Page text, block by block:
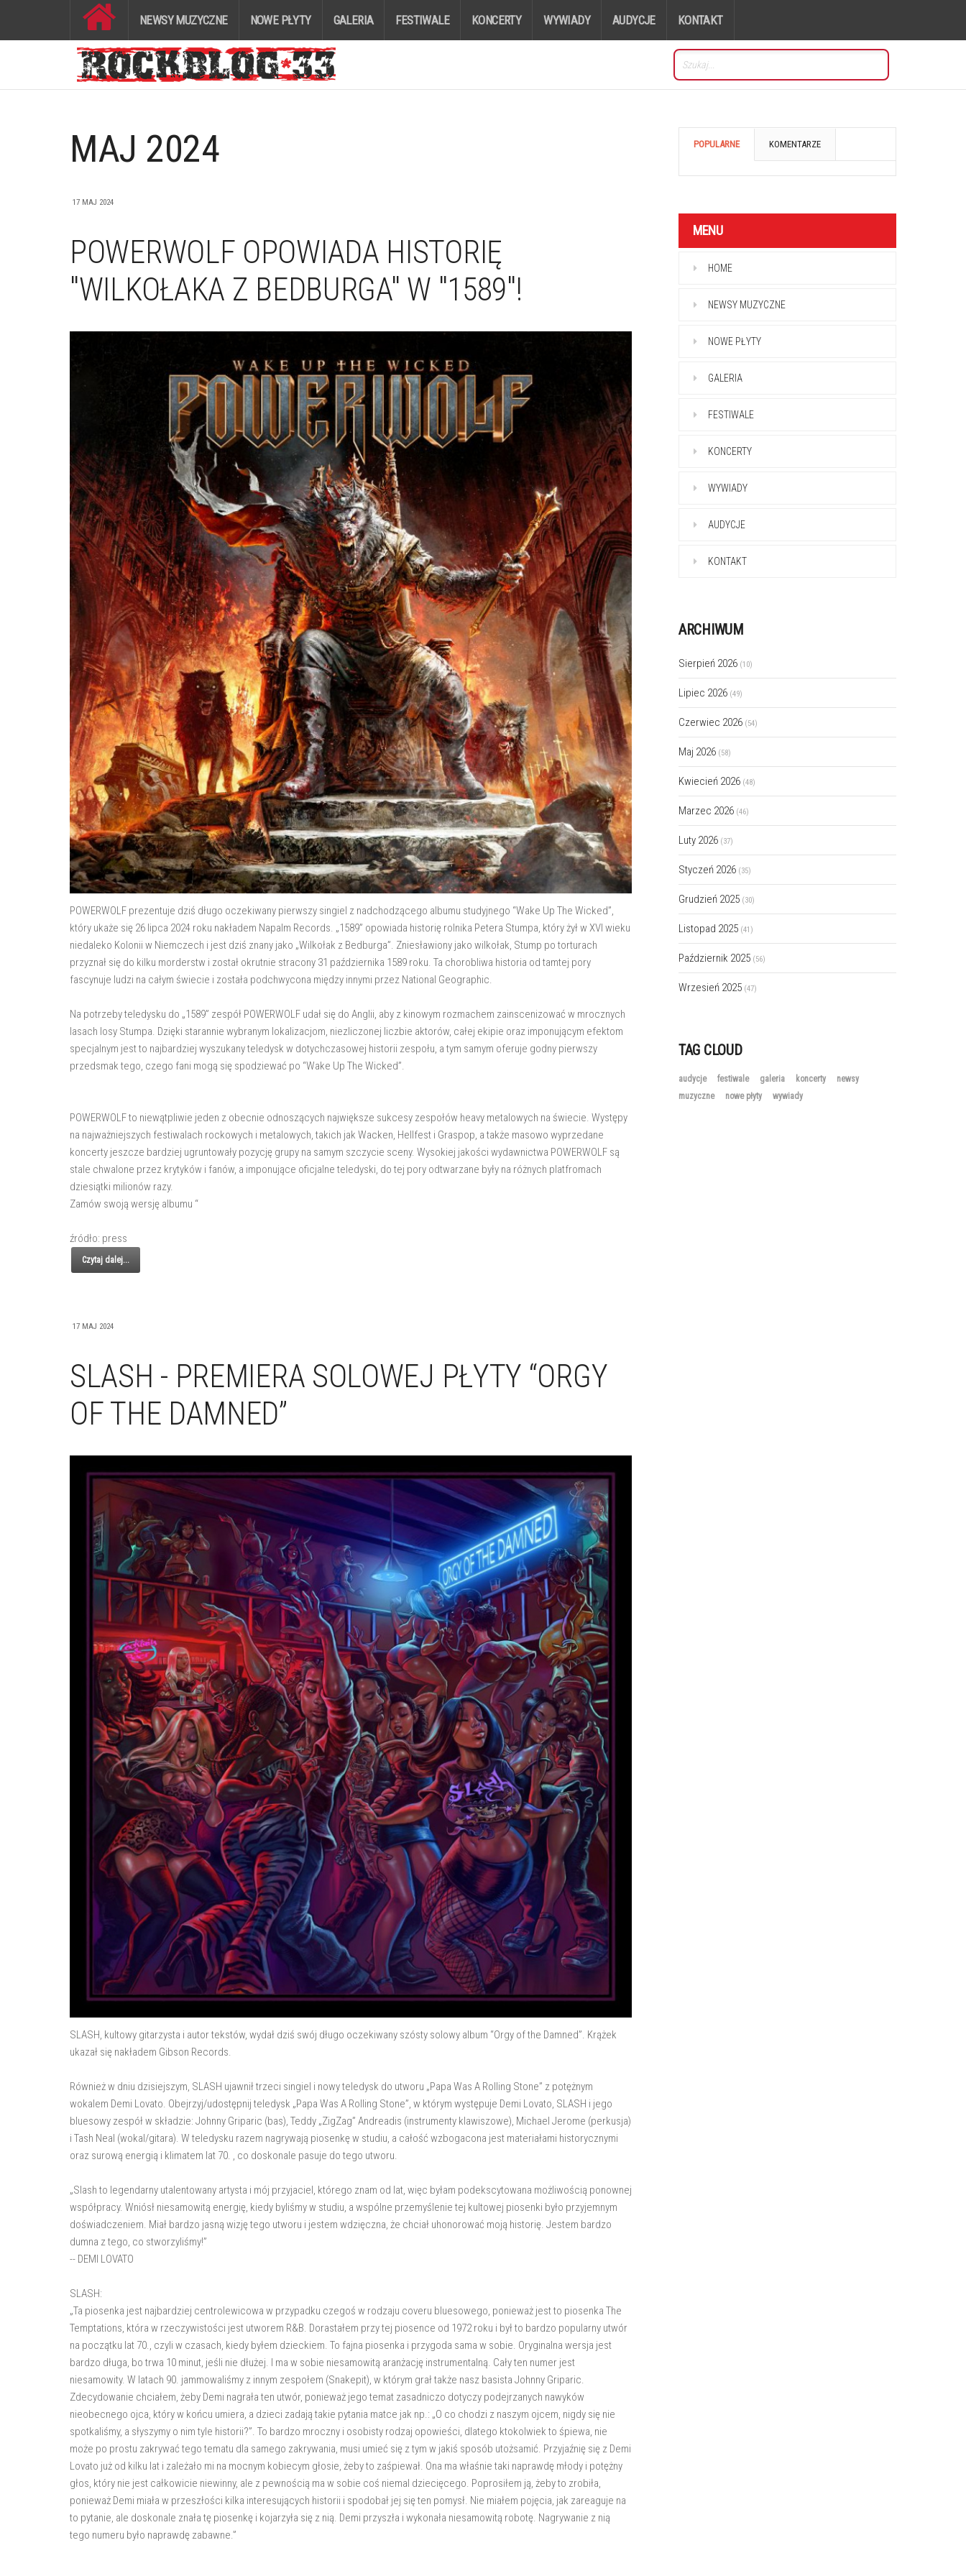
NEWSY MUZYCZNE NOWE PŁYTY GALERIA FESTIWALE KONCERTY WYWIADY AUDYCJE KONTAKT
MAJ 2024
17 MAJ 2024
POWERWOLF OPOWIADA HISTORIĘ
"WILKOŁAKA Z BEDBURGA" W "1589"!
POWERWOLF prezentuje dziś długo oczekiwany pierwszy singiel z nadchodzącego albumu studyjnego “Wake Up The Wicked”,
który ukaże się 26 lipca 2024 roku nakładem Napalm Records. „1589” opowiada historię rolnika Petera Stumpa, który żył w XVI wieku
niedaleko Kolonii w Niemczech i jest dziś znany jako „Wilkołak z Bedburga”. Zniesławiony jako wilkołak, Stump po torturach
przyznał się do kilku morderstw i został okrutnie stracony 31 października 1589 roku. Ta chorobliwa historia od tamtej pory
fascynuje ludzi na całym świecie i została podchwycona między innymi przez National Geographic.
Na potrzeby teledysku do „1589” zespół POWERWOLF udał się do Anglii, aby z kinowym rozmachem zainscenizować w mrocznych
lasach losy Stumpa. Dzięki starannie wybranym lokalizacjom, niezliczonej liczbie aktorów, całej ekipie oraz imponującym efektom
specjalnym jest to najbardziej wyszukany teledysk w dotychczasowej historii zespołu, a tym samym oferuje godny pierwszy
przedsmak tego, czego fani mogą się spodziewać po “Wake Up The Wicked”.
POWERWOLF to niewątpliwie jeden z obecnie odnoszących największe sukcesy zespołów heavy metalowych na świecie. Występy
na najważniejszych festiwalach rockowych i metalowych, takich jak Wacken, Hellfest i Graspop, a także masowo wyprzedane
koncerty jeszcze bardziej ugruntowały pozycję grupy na samym szczycie sceny. Wysokiej jakości wydawnictwa POWERWOLF są
stale chwalone przez krytyków i fanów, a imponujące oficjalne teledyski, do tej pory odtwarzane były na różnych platfromach
dziesiątki milionów razy.
Zamów swoją wersję albumu “
źródło: press
Czytaj dalej...
17 MAJ 2024
SLASH - PREMIERA SOLOWEJ PŁYTY “ORGY
OF THE DAMNED”
SLASH, kultowy gitarzysta i autor tekstów, wydał dziś swój długo oczekiwany szósty solowy album “Orgy of the Damned”. Krążek
ukazał się nakładem Gibson Records.
Również w dniu dzisiejszym, SLASH ujawnił trzeci singiel i nowy teledysk do utworu „Papa Was A Rolling Stone” z potężnym
wokalem Demi Lovato. Obejrzyj/udostępnij teledysk „Papa Was A Rolling Stone”, w którym występuje Demi Lovato, SLASH i jego
bluesowy zespół w składzie: Johnny Griparic (bas), Teddy „ZigZag” Andreadis (instrumenty klawiszowe), Michael Jerome (perkusja)
i Tash Neal (wokal/gitara). W teledysku razem nagrywają piosenkę w studiu, a całość wzbogacona jest materiałami historycznymi
oraz surową energią i klimatem lat 70. , co doskonale pasuje do tego utworu.
„Slash to legendarny utalentowany artysta i mój przyjaciel, którego znam od lat, więc byłam podekscytowana możliwością ponownej
współpracy. Wniósł niesamowitą energię, kiedy byliśmy w studiu, a wspólne przemyślenie tej kultowej piosenki było przyjemnym
doświadczeniem. Miał bardzo jasną wizję tego utworu i jestem wdzięczna, że chciał uhonorować moją historię. Jestem bardzo
dumna z tego, co stworzyliśmy!”
-- DEMI LOVATO
SLASH:
„Ta piosenka jest najbardziej centrolewicowa w przypadku czegoś w rodzaju coveru bluesowego, ponieważ jest to piosenka The
Temptations, która w rzeczywistości jest utworem R&B. Dorastałem przy tej piosence od 1972 roku i był to bardzo popularny utwór
na początku lat 70., czyli w czasach, kiedy byłem dzieckiem. To fajna piosenka i przygoda sama w sobie. Oryginalna wersja jest
bardzo długa, bo trwa 10 minut, jeśli nie dłużej. I ma w sobie niesamowitą aranżację instrumentalną. Cały ten numer jest
niesamowity. W latach 90. jammowaliśmy z innym zespołem (Snakepit), w którym grał także nasz basista Johnny Griparic.
Zdecydowanie chciałem, żeby Demi nagrała ten utwór, ponieważ jego temat zasadniczo dotyczy podejrzanych nawyków
nieobecnego ojca, który w końcu umiera, a dzieci zadają takie pytania matce jak np.: „O co chodzi z naszym ojcem, nigdy się nie
spotkaliśmy, a słyszymy o nim tyle historii?”. To bardzo mroczny i osobisty rodzaj opowieści, dlatego ktokolwiek to śpiewa, nie
może po prostu zakrywać tego tematu dla samego zakrywania, musi umieć się z tym w jakiś sposób utożsamić. Przyjaźnię się z Demi
Lovato już od kilku lat i zależało mi na mocnym kobiecym głosie, żeby to zaśpiewał. Ona ma właśnie taki naprawdę młody i potężny
głos, który nie jest całkowicie niewinny, ale z pewnością ma w sobie coś niemal dziecięcego. Poprosiłem ją, żeby to zrobiła,
ponieważ Demi miała w przeszłości kilka interesujących historii i spodobał jej się ten pomysł. Nie miałem pojęcia, jak zareaguje na
to pytanie, ale doskonale znała tę piosenkę i kojarzyła się z nią. Demi przyszła i wykonała niesamowitą robotę. Nagrywanie z nią
tego numeru było naprawdę zabawne.”
POPULARNE KOMENTARZE
MENU
HOME
NEWSY MUZYCZNE
NOWE PŁYTY
GALERIA
FESTIWALE
KONCERTY
WYWIADY
AUDYCJE
KONTAKT
ARCHIWUM
Sierpień 2026 (10)
Lipiec 2026 (49)
Czerwiec 2026 (54)
Maj 2026 (58)
Kwiecień 2026 (48)
Marzec 2026 (46)
Luty 2026 (37)
Styczeń 2026 (35)
Grudzień 2025 (30)
Listopad 2025 (41)
Październik 2025 (56)
Wrzesień 2025 (47)
TAG CLOUD
audycje festiwale galeria koncerty
newsy
muzyczne
nowe płyty wywiady